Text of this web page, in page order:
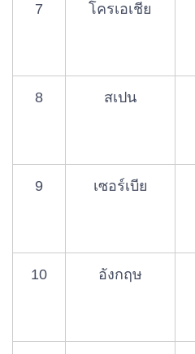
7 โครเอเชีย
8 สเปน
9 เซอร์เบีย
10 อังกฤษ